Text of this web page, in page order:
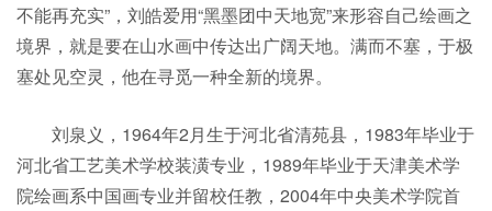
不能再充实”，刘皓爱用“黑墨团中天地宽”来形容自己绘画之
境界，就是要在山水画中传达出广阔天地。满而不塞，于极
塞处见空灵，他在寻觅一种全新的境界。
刘泉义，1964年2月生于河北省清苑县，1983年毕业于
河北省工艺美术学校装潢专业，1989年毕业于天津美术学
院绘画系中国画专业并留校任教，2004年中央美术学院首